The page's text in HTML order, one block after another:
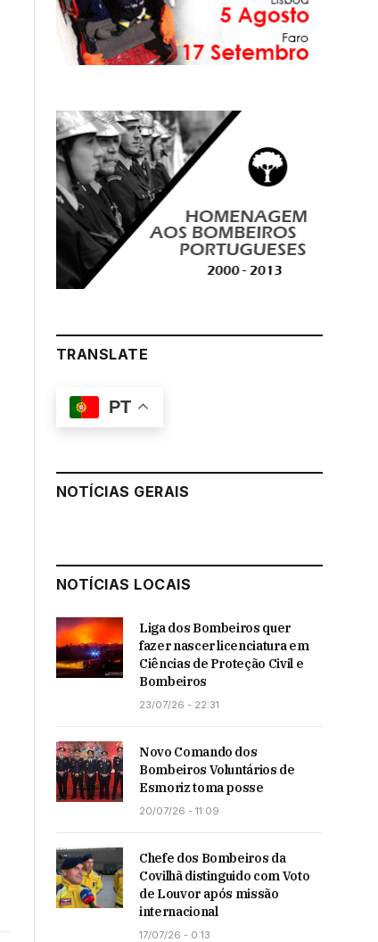
TRANSLATE
PT
NOTÍCIAS GERAIS
NOTÍCIAS LOCAIS
Liga dos Bombeiros quer
fazer nascer licenciatura em
Ciências de Proteção Civil e
Bombeiros
23/07/26 - 22:31
Novo Comando dos
Bombeiros Voluntários de
Esmoriz toma posse
20/07/26 - 11:09
Chefe dos Bombeiros da
Covilhã distinguido com Voto
de Louvor após missão
internacional
17/07/26 - 0:13